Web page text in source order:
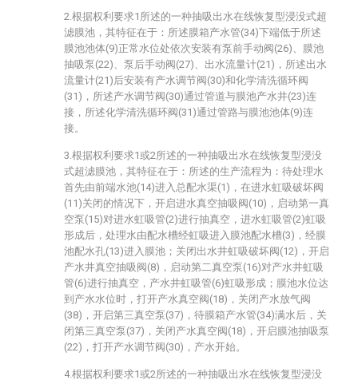
2.根据权利要求1所述的一种抽吸出水在线恢复型浸没式超
滤膜池，其特征在于：所述膜箱产水管(34)下端低于所述
膜池池体(9)正常水位处依次安装有泵前手动阀(26)、膜池
抽吸泵(22)、泵后手动阀(27)、出水流量计(21)，所述出水
流量计(21)后安装有产水调节阀(30)和化学清洗循环阀
(31)，所述产水调节阀(30)通过管道与膜池产水井(23)连
接，所述化学清洗循环阀(31)通过管路与膜池池体(9)连
接。
3.根据权利要求1或2所述的一种抽吸出水在线恢复型浸没
式超滤膜池，其特征在于：所述的生产流程为：待处理水
首先由前端水池(14)进入总配水渠(1)，在进水虹吸破坏阀
(11)关闭的情况下，开启进水真空抽吸阀(10)，启动第一真
空泵(15)对进水虹吸管(2)进行抽真空，进水虹吸管(2)虹吸
形成后，处理水由配水槽经虹吸进入膜池配水槽(3)，经膜
池配水孔(13)进入膜池；关闭出水井虹吸破坏阀(12)，开启
产水井真空抽吸阀(8)，启动第二真空泵(16)对产水井虹吸
管(6)进行抽真空，产水井虹吸管(6)虹吸形成；膜池水位达
到产水水位时，打开产水真空阀(18)，关闭产水放气阀
(38)，开启第三真空泵(37)，待膜箱产水管(34)满水后，关
闭第三真空泵(37)，关闭产水真空阀(18)，开启膜池抽吸泵
(22)，打开产水调节阀(30)，产水开始。
4.根据权利要求1或2所述的一种抽吸出水在线恢复型浸没